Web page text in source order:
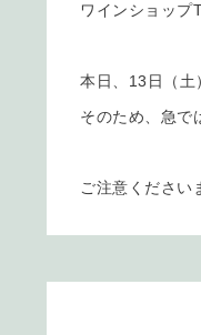
ワインショップ
本日、13日（土
そのため、急で
ご注意ください